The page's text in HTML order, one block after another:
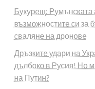
Букурещ: Румънската
възможностите си за
сваляне на дронове
Дръзките удари на
дълбоко в Русия! Но
на Путин?